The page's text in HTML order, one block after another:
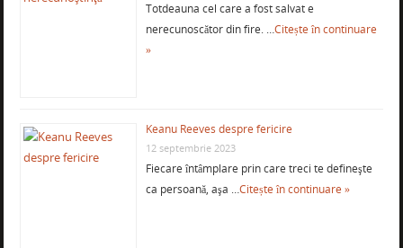
Totdeauna cel care a fost salvat e
nerecunoscător din fire. …Citește în continuare
»
Keanu Reeves despre fericire
12 septembrie 2023
Fiecare întâmplare prin care treci te defineşte
ca persoană, aşa …Citește în continuare »